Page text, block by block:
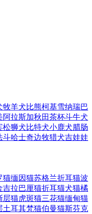
牧羊犬比熊柯基雪纳瑞巴
阿拉斯加秋田茶杯斗牛犬
松狮犬比特犬小鹿犬腊肠
斗哈士奇边牧猎犬吉娃娃
猫缅因猫苏格兰折耳猫波
吉拉巴厘猫折耳猫犬猫橘
层猫虎斑猫三花猫缅甸猫
土耳其梵猫伯曼猫斯芬克